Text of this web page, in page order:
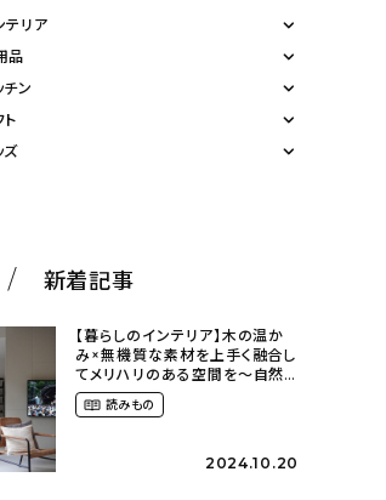
テリア
品
チン
ト
ズ
新着記事
【暮らしのインテリア】木の温か
み×無機質な素材を上手く融合し
てメリハリのある空間を〜自然
に囲まれて暮らす（ki_no_ieさ
ん） 読みもの
2024.10.20